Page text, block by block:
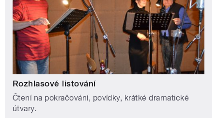
Rozhlasové listování
Čtení na pokračování, povídky, krátké dramatické
útvary.